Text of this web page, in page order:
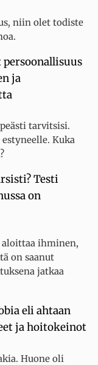
niin olet todiste
ja
tarvitsisi.
Kuka
Testi
on
aloittaa ihminen,
on saanut
jatkaa
eli ahtaan
ja hoitokeinot
Huone oli